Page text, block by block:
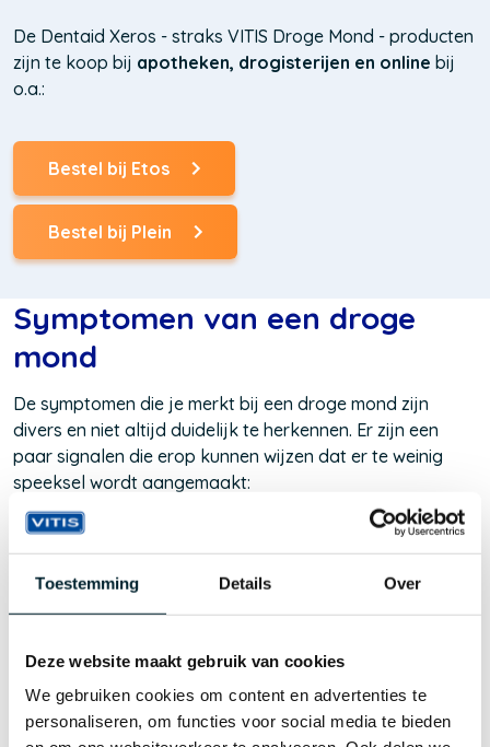
Toestemming Details Over
Deze website maakt gebruik van cookies
We gebruiken cookies om content en advertenties te
personaliseren, om functies voor social media te bieden
De Dentaid Xeros - straks VITIS Droge Mond - producten
zijn te koop bij apotheken, drogisterijen en online bij
o.a.:
Bestel bij Etos
(Opent
in
nieuw
venster)
Bestel bij Plein
(Opent
in
venster)
Symptomen van een droge
mond
De symptomen die je merkt bij een droge mond zijn
divers en niet altijd duidelijk te herkennen. Er zijn een
paar signalen die erop kunnen wijzen dat er te weinig
speeksel wordt aangemaakt:
Je mond en tong voelen droog aan met een plakkerig
Moeite met kauwen, slikken of praten
Een branderig gevoel in de mond of op de lippen
Herken je één of meerdere van deze symptomen? Dan is